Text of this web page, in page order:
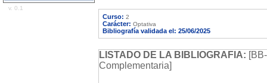
v. 0.1
Curso: 2
Carácter: Optativa
Bibliografía validada el: 25/06/2025
LISTADO DE LA BIBLIOGRAFIA:
Complementaria]